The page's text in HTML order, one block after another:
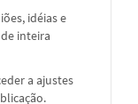
idéias e
inteira
a ajustes